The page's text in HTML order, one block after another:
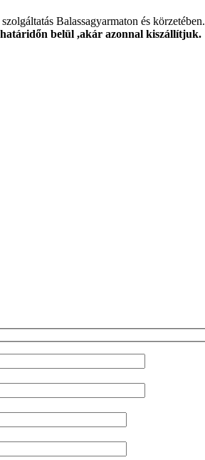
Balassagyarmaton és körzetében.
belül ,akár azonnal kiszállítjuk.